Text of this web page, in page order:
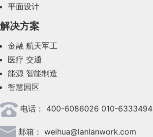
2023年8月(88)
2023年7月(62)
2023年6月(58)
2023年5月(28)
2023年4月(47)
2023年3月(37)
2023年2月(90)
平面设计
解决方案
金融 航天军工
医疗 交通
能源 智能制造
智慧园区
电话： 400-6086026 010-6333494
邮箱： weihua@lanlanwork.com